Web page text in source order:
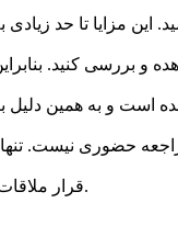
قرار ملاقات آنلاین باعث صرفه جویی در انرژی، زمان، پول و موارد دیگر می شود.